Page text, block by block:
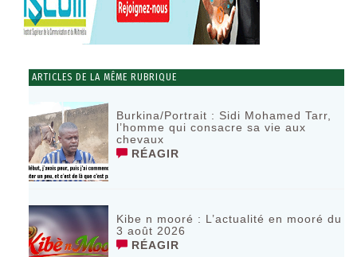
ARTICLES DE LA MÊME RUBRIQUE
Burkina/Portrait : Sidi Mohamed Tarr,
l’homme qui consacre sa vie aux
chevaux
RÉAGIR
Kibe n mooré : L’actualité en mooré du
3 août 2026
RÉAGIR